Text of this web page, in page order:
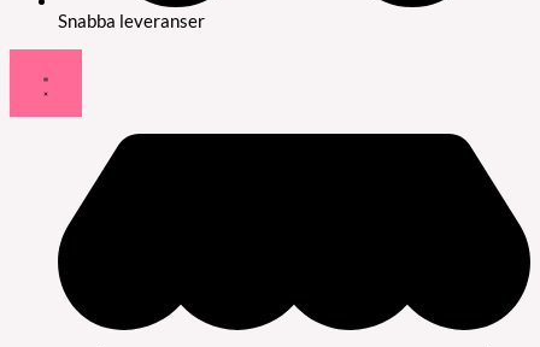
Snabba leveranser